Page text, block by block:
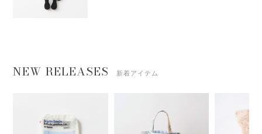
NEW RELEASES 新着アイテム